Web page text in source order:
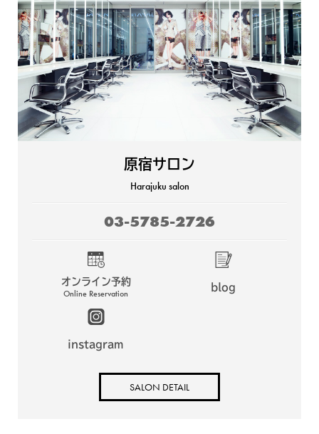
原宿サロン
Harajuku salon
03-5785-2726
オンライン予約
Online Reservation
blog
instagram
SALON DETAIL